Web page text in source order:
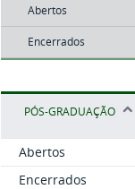
Abertos
Encerrados
PÓS-GRADUAÇÃO
Abertos
Encerrados